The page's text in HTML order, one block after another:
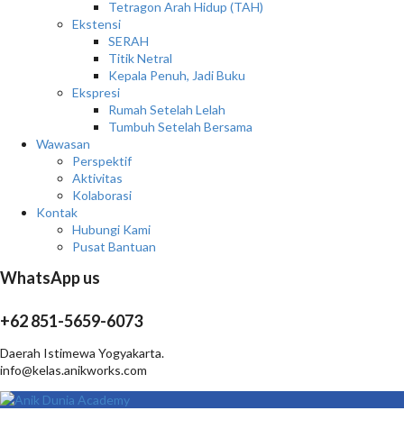
Tetragon Arah Hidup (TAH)
Ekstensi
SERAH
Titik Netral
Kepala Penuh, Jadi Buku
Ekspresi
Rumah Setelah Lelah
Tumbuh Setelah Bersama
Wawasan
Perspektif
Aktivitas
Kolaborasi
Kontak
Hubungi Kami
Pusat Bantuan
WhatsApp us
+62 851-5659-6073
Daerah Istimewa Yogyakarta.
info@kelas.anikworks.com